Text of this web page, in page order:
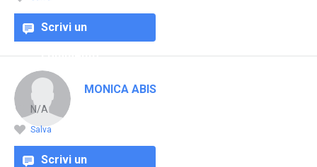
Scrivi un
commento
MONICA ABIS
N/A
Salva
Scrivi un